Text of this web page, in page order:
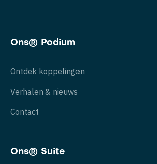
Ons® Podium
Ontdek koppelingen
Verhalen & nieuws
Contact
Ons® Suite